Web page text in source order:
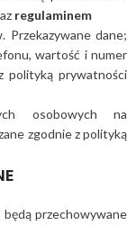
regulaminem
dane;
wartość i numer
polityką prywatności
osobowych na
zgodnie z polityką
przechowywane